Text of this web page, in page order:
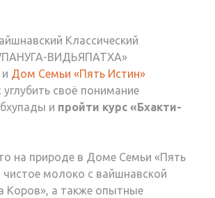
Классический
ВИДЬЯПАТХА»
и Дом Семьи «Пять Истин»
своё понимание
и пройти курс «Бхакти-
на природе в Доме Семьи «Пять
чистое молоко с вайшнавской
Коров», а также опытные